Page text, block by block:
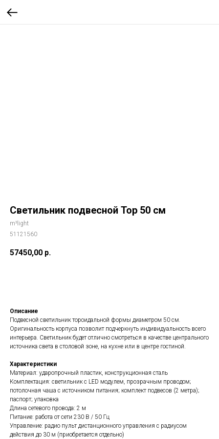
Светильник подвесной Тор 50 см
m³light
51121560
57450,00 р.
Описание
Подвесной светильник тороидальной формы диаметром 50 см.
Оригинальность корпуса позволит подчеркнуть индивидуальность всего
интерьера. Светильник будет отлично смотреться в качестве центрального
источника света в столовой зоне, на кухне или в центре гостиной.
Характеристики
Материал: ударопрочный пластик, конструкционная сталь
Комплектация: светильник с LED модулем, прозрачным проводом;
потолочная чаша с источником питания; комплект подвесов (2 метра);
паспорт; упаковка
Длина сетевого провода: 2 м
Питание: работа от сети 230 В / 50 Гц
Управление: радио пульт дистанционного управления с радиусом
действия до 30 м (приобретается отдельно)
Все светильники